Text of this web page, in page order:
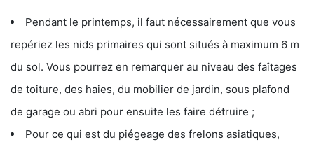
Pendant le printemps, il faut nécessairement que vous
repériez les nids primaires qui sont situés à maximum 6 m
du sol. Vous pourrez en remarquer au niveau des faîtages
de toiture, des haies, du mobilier de jardin, sous plafond
de garage ou abri pour ensuite les faire détruire ;
Pour ce qui est du piégeage des frelons asiatiques,